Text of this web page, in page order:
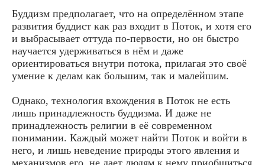
Буддизм предполагает, что на определённом этапе
развития буддист как раз входит в Поток, и хотя его
и выбрасывает оттуда по-первости, но он быстро
научается удерживаться в нём и даже
ориентироваться внутри потока, прилагая это своё
умение к делам как большим, так и малейшим.
Однако, технология вхождения в Поток не есть
лишь принадлежность буддизма. И даже не
принадлежность религии в её современном
понимании. Каждый может найти Поток и войти в
него, и лишь неведение природы этого явления и
механизмов его, не дает людям к нему приобщиться